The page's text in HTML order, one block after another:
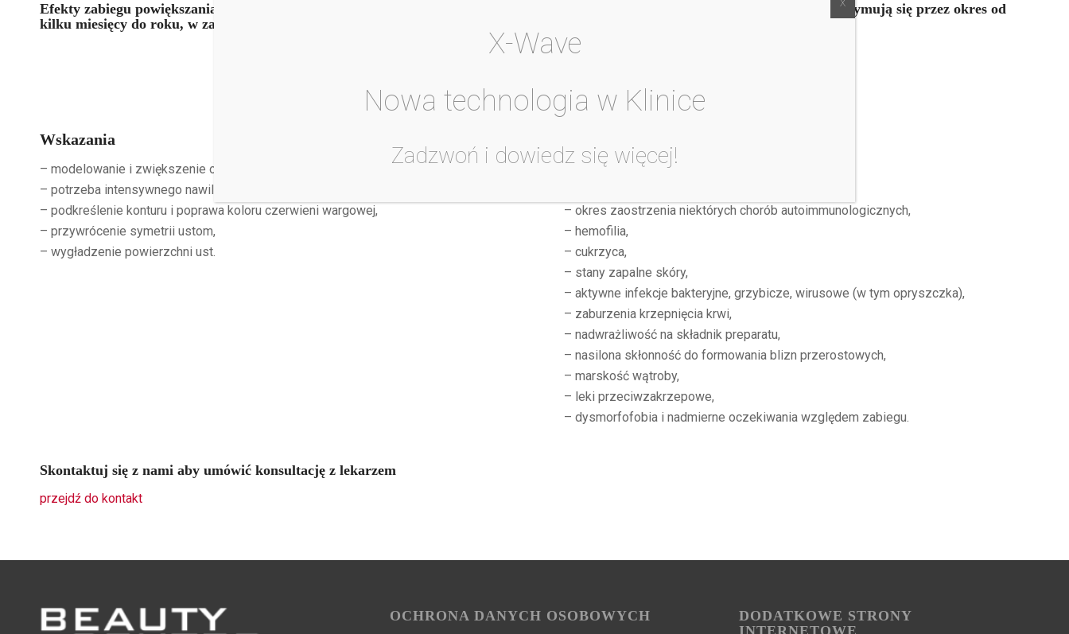
Efekty zabiegu powiększania i modelowania ust kwasem hialuronowym są widoczne niemal natychmiast po zabiegu, a rezultaty utrzymują się przez okres od
kilku miesięcy do roku, w zależności od indywidualnych czynników oraz rodzaju użytego preparatu.
Wskazania
– modelowanie i zwiększenie objętości ust,
– potrzeba intensywnego nawilżenia ust,
– podkreślenie konturu i poprawa koloru czerwieni wargowej,
– przywrócenie symetrii ustom,
– wygładzenie powierzchni ust.
– ciąża, karmienie piersią,
– okres zaostrzenia niektórych chorób autoimmunologicznych,
– hemofilia,
– cukrzyca,
– stany zapalne skóry,
– aktywne infekcje bakteryjne, grzybicze, wirusowe (w tym opryszczka),
– zaburzenia krzepnięcia krwi,
– nadwrażliwość na składnik preparatu,
– nasilona skłonność do formowania blizn przerostowych,
– marskość wątroby,
– leki przeciwzakrzepowe,
– dysmorfofobia i nadmierne oczekiwania względem zabiegu.
Skontaktuj się z nami aby umówić konsultację z lekarzem
przejdź do kontakt
OCHRONA DANYCH OSOBOWYCH
DODATKOWE STRONY
INTERNETOWE
X-Wave
Nowa technologia w Klinice
Zadzwoń i dowiedz się więcej!